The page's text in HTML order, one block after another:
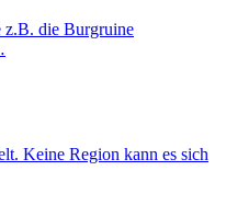
z.B. die Burgruine
Keine Region kann es sich